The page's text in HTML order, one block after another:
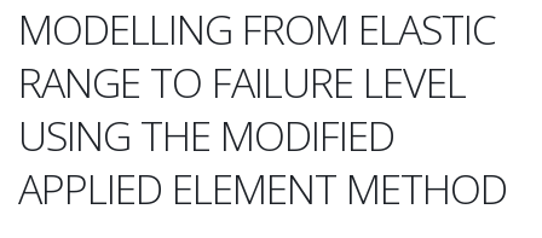
MODELLING FROM ELASTIC
RANGE TO FAILURE LEVEL
USING THE MODIFIED
APPLIED ELEMENT METHOD